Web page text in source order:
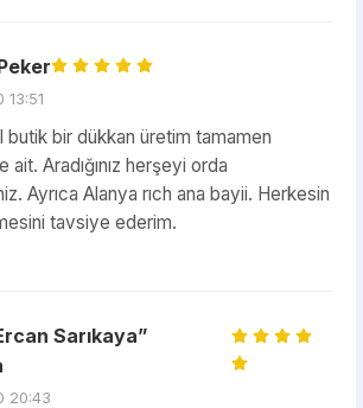
13:51
butik bir dükkan üretim tamamen
ait. Aradığınız herşeyi orda
Ayrıca Alanya rıch ana bayii. Herkesin
tavsiye ederim.
Sarıkaya”
20:43